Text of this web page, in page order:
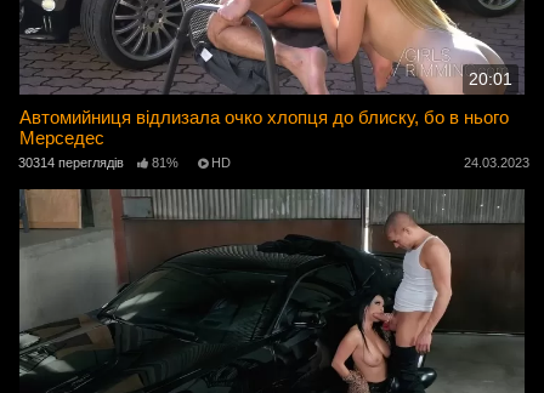
20:01
Автомийниця відлизала очко хлопця до блиску, бо в нього
Мерседес
30314 переглядів 81% HD 24.03.2023